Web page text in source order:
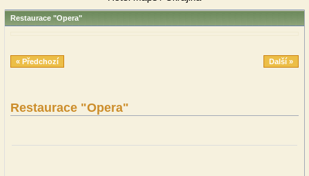
Restaurace "Opera"
« Předchozí Další »
Restaurace "Opera"